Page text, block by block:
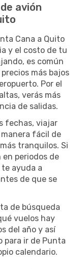
avión
Cana a Quito
y el costo de tu
es común
más bajos
Por el
verás más
de salidas.
fechas, viajar
fácil de
tranquilos. Si
periodos de
ayuda a
de que se
de búsqueda
vuelos hay
del año y así
para ir de Punta
calendario.